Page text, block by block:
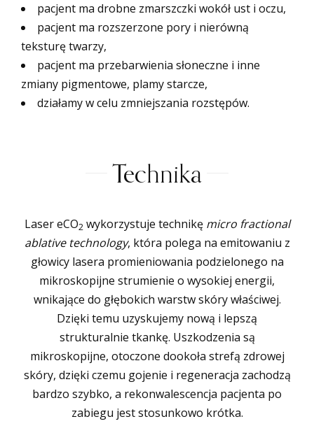
pacjent ma drobne zmarszczki wokół ust i oczu,
pacjent ma rozszerzone pory i nierówną
teksturę twarzy,
pacjent ma przebarwienia słoneczne i inne
zmiany pigmentowe, plamy starcze,
działamy w celu zmniejszania rozstępów.
Technika
Laser eCO2 wykorzystuje technikę micro fractional
ablative technology, która polega na emitowaniu z
głowicy lasera promieniowania podzielonego na
mikroskopijne strumienie o wysokiej energii,
wnikające do głębokich warstw skóry właściwej.
Dzięki temu uzyskujemy nową i lepszą
strukturalnie tkankę. Uszkodzenia są
mikroskopijne, otoczone dookoła strefą zdrowej
skóry, dzięki czemu gojenie i regeneracja zachodzą
bardzo szybko, a rekonwalescencja pacjenta po
zabiegu jest stosunkowo krótka.